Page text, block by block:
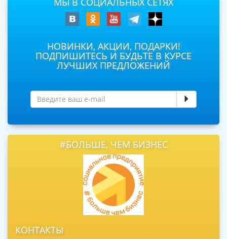
НОВИНКИ, АКЦИИ, ПОДАРКИ!
ПОДПИШИТЕСЬ И БУДЬТЕ В КУРСЕ
ЛУЧШИХ ПРЕДЛОЖЕНИЙ
#БОЛЬШЕ, ЧЕМ БИЗНЕС
КОНТАКТЫ